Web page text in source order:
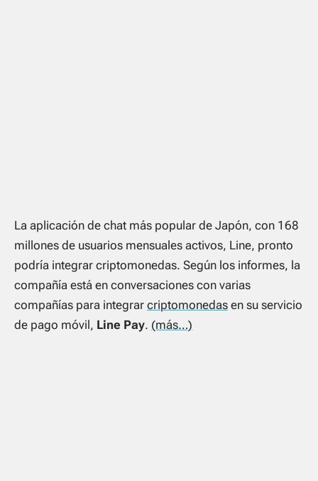
La aplicación de chat más popular de Japón, con 168
millones de usuarios mensuales activos, Line, pronto
podría integrar criptomonedas. Según los informes, la
compañía está en conversaciones con varias
compañías para integrar criptomonedas en su servicio
de pago móvil, Line Pay. (más…)